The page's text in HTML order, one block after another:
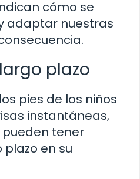
cómo se
adaptar nuestras
plazo
pies de los niños
instantáneas,
tener
en su